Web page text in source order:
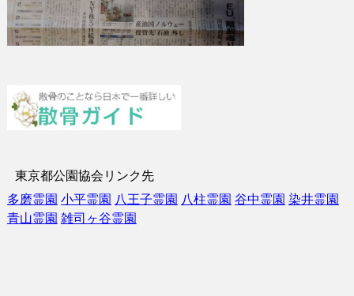
東京都公園協会リンク先
多磨霊園 小平霊園 八王子霊園 八柱霊園 谷中霊園 染井霊園
青山霊園 雑司ヶ谷霊園